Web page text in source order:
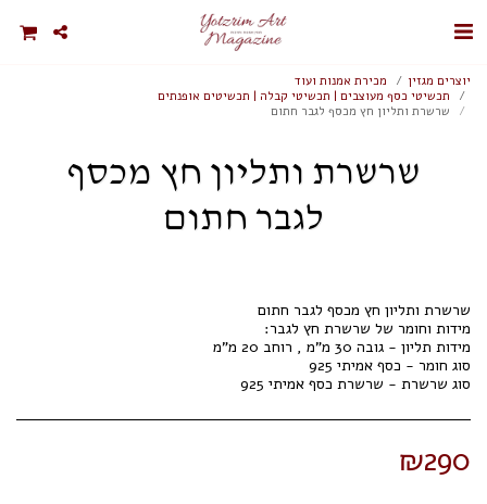
יוצרים מגזין
מכירת אמנות ועוד
תכשיטי כסף מעוצבים | תכשיטי קבלה | תכשיטים אופנתים
שרשרת ותליון חץ מכסף לגבר חתום
שרשרת ותליון חץ מכסף
לגבר חתום
סוג שרשרת - שרשרת כסף אמיתי 925
₪290